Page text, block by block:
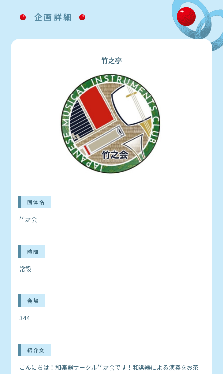
企画詳細
竹之亭
団体名
竹之会
時間
常設
会場
344
紹介文
こんにちは！和楽器サークル竹之会です！和楽器による演奏をお茶